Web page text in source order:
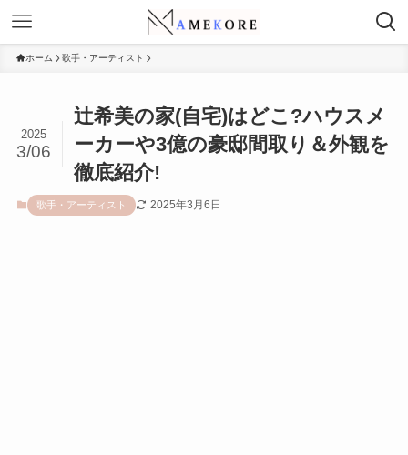
ホーム 歌手・アーティスト
辻希美の家(自宅)はどこ?ハウスメ
ーカーや3億の豪邸間取り＆外観を
徹底紹介!
2025
3/06
歌手・アーティスト 2025年3月6日